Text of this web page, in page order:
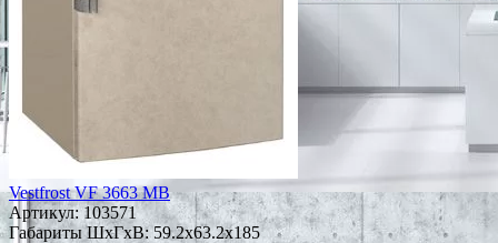
Vestfrost VF 3663 MB
Артикул:103571
Габариты ШxГxВ: 59.2x63.2x185